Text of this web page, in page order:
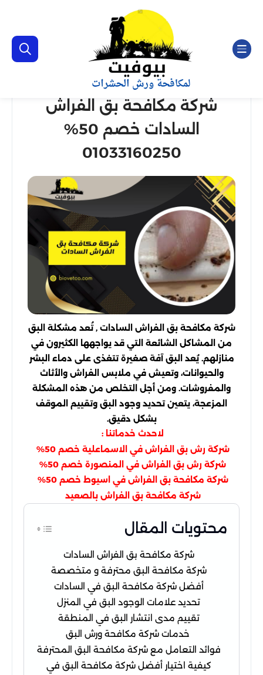
شركة مكافحة بق الفراش
السادات خصم 50%
01033160250
شركة مكافحة بق الفراش السادات , تُعد مشكلة البق
من المشاكل الشائعة التي قد يواجهها الكثيرون في
منازلهم. يُعد البق آفة صغيرة تتغذى على دماء البشر
والحيوانات، وتعيش في ملابس الفراش والأثاث
والمفروشات. ومن أجل التخلص من هذه المشكلة
المزعجة، يتعين تحديد وجود البق وتقييم الموقف
بشكل دقيق.
لاحدث خدماتنا :
شركة رش بق الفراش في الاسماعلية خصم 50%
شركة رش بق الفراش في المنصورة خصم 50%
شركة مكافحة بق الفراش في اسيوط خصم 50%
شركة مكافحة بق الفراش بالصعيد
محتويات المقال
شركة مكافحة بق الفراش السادات
شركة مكافحة البق محترفة و متخصصة
أفضل شركة مكافحة البق في السادات
تحديد علامات الوجود البق في المنزل
تقييم مدى انتشار البق في المنطقة
خدمات شركة مكافحة ورش البق
فوائد التعامل مع شركة مكافحة البق المحترفة
كيفية اختيار أفضل شركة مكافحة البق في